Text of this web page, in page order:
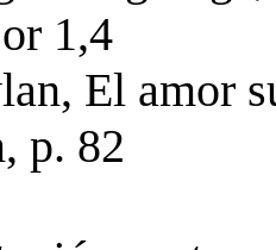
1,4
El amor
p. 82